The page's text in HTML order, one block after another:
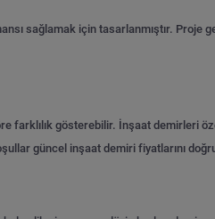
sağlamak için tasarlanmıştır. Proje
farklılık gösterebilir. İnşaat demirleri
güncel inşaat demiri fiyatlarını